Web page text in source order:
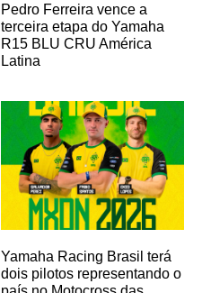
Pedro Ferreira vence a
terceira etapa do Yamaha
R15 BLU CRU América
Latina
Yamaha Racing Brasil terá
dois pilotos representando o